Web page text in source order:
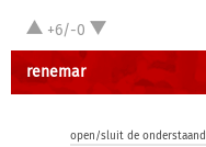
+6/-0
renemar
open/sluit de